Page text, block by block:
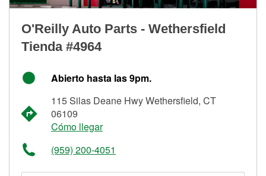
O'Reilly Auto Parts - Wethersfield
Tienda #4964
Abierto hasta las 9pm.
115 Silas Deane Hwy Wethersfield, CT
06109
Cómo llegar
(959) 200-4051